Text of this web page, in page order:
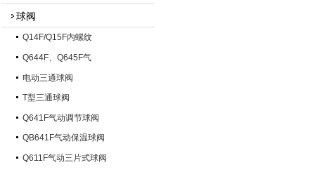
球阀
Q14F/Q15F内螺纹
Q644F、Q645F气
电动三通球阀
T型三通球阀
Q641F气动调节球阀
QB641F气动保温球阀
Q611F气动三片式球阀